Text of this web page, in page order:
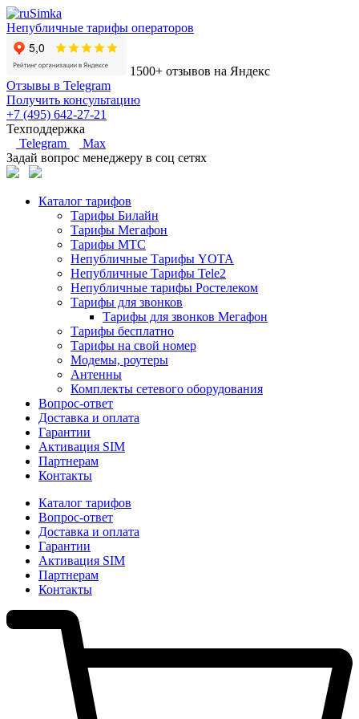
Непубличные тарифы операторов
1500+ отзывов на Яндекс
Отзывы в Telegram
Получить консультацию
+7 (495) 642-27-21
Техподдержка
Telegram
Max
Задай вопрос менеджеру в соц сетях
Каталог тарифов
Тарифы Билайн
Тарифы Мегафон
Тарифы МТС
Непубличные Тарифы YOTA
Непубличные Тарифы Tele2
Непубличные тарифы Ростелеком
Тарифы для звонков
Тарифы для звонков Мегафон
Тарифы бесплатно
Тарифы на свой номер
Модемы, роутеры
Антенны
Комплекты сетевого оборудования
Вопрос-ответ
Доставка и оплата
Гарантии
Активация SIM
Партнерам
Контакты
Каталог тарифов
Вопрос-ответ
Доставка и оплата
Гарантии
Активация SIM
Партнерам
Контакты